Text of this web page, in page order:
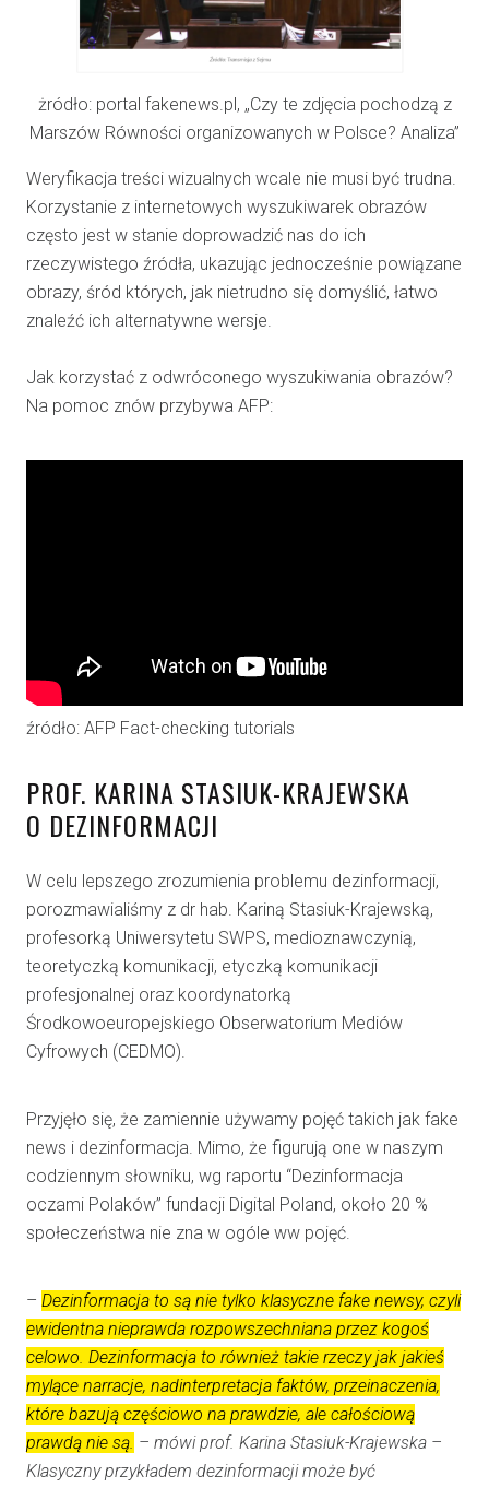
żródło: portal fakenews.pl, „Czy te zdjęcia pochodzą z
Marszów Równości organizowanych w Polsce? Analiza”
Weryfikacja treści wizualnych wcale nie musi być trudna.
Korzystanie z internetowych wyszukiwarek obrazów
często jest w stanie doprowadzić nas do ich
rzeczywistego źródła, ukazując jednocześnie powiązane
obrazy, śród których, jak nietrudno się domyślić, łatwo
znaleźć ich alternatywne wersje.
Jak korzystać z odwróconego wyszukiwania obrazów?
Na pomoc znów przybywa AFP:
źródło: AFP Fact-checking tutorials
PROF. KARINA STASIUK-KRAJEWSKA
O DEZINFORMACJI
W celu lepszego zrozumienia problemu dezinformacji,
porozmawialiśmy z dr hab. Kariną Stasiuk-Krajewską,
profesorką Uniwersytetu SWPS, medioznawczynią,
teoretyczką komunikacji, etyczką komunikacji
profesjonalnej oraz koordynatorką
Środkowoeuropejskiego Obserwatorium Mediów
Cyfrowych (CEDMO).
Przyjęło się, że zamiennie używamy pojęć takich jak fake
news i dezinformacja. Mimo, że figurują one w naszym
codziennym słowniku, wg raportu “Dezinformacja
oczami Polaków” fundacji Digital Poland, około 20 %
społeczeństwa nie zna w ogóle ww pojęć.
– Dezinformacja to są nie tylko klasyczne fake newsy, czyli
ewidentna nieprawda rozpowszechniana przez kogoś
celowo. Dezinformacja to również takie rzeczy jak jakieś
mylące narracje, nadinterpretacja faktów, przeinaczenia,
które bazują częściowo na prawdzie, ale całościową
prawdą nie są. – mówi prof. Karina Stasiuk-Krajewska –
Klasyczny przykładem dezinformacji może być